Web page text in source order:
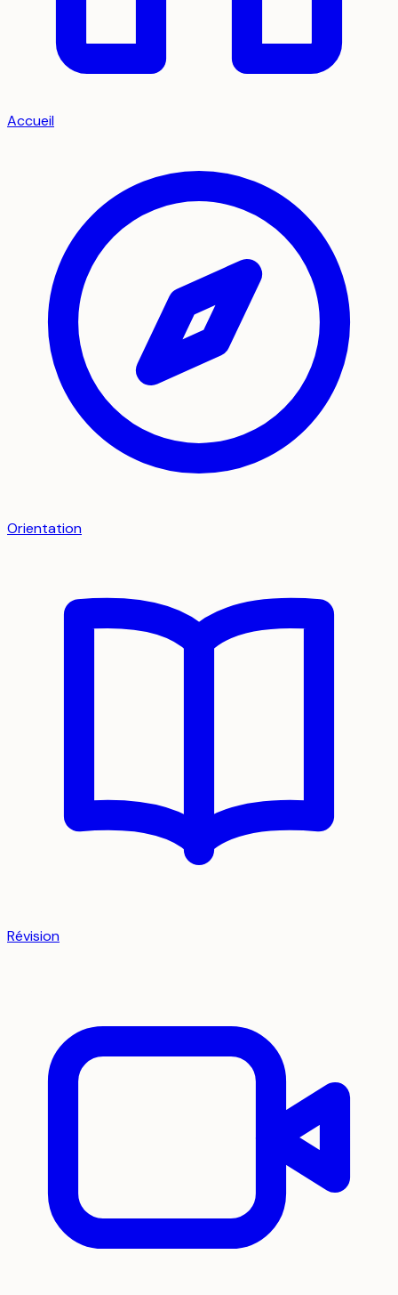
Accueil
Orientation
Révision